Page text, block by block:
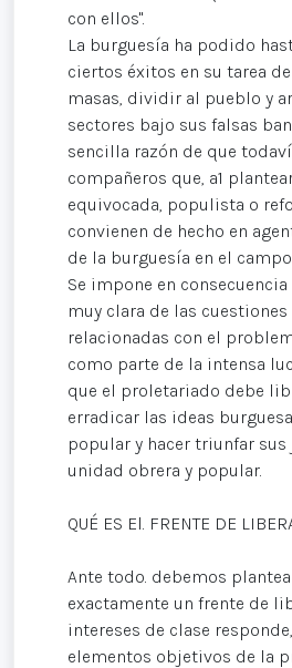
con ellos".
La burguesía ha podido
ciertos éxitos en su tarea
masas, dividir al pueblo y
sectores bajo sus falsas
sencilla razón de que
compañeros que, a1
equivocada, populista o
convienen de hecho en
de la burguesía en el
Se impone en
muy clara de las
relacionadas con el
como parte de la intensa
que el proletariado debe
erradicar las ideas
popular y hacer triunfar
unidad obrera y popular.
QUÉ ES El. FRENTE DE
Ante todo. debemos
exactamente un frente de
intereses de clase
elementos objetivos de la